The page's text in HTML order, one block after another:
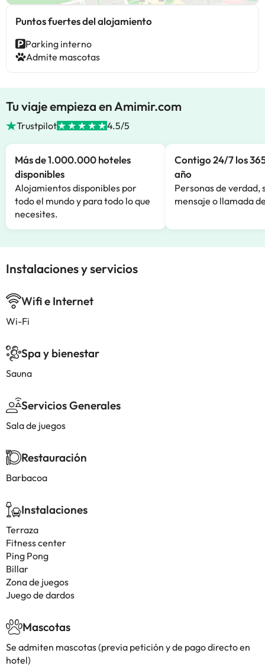
Puntos fuertes del alojamiento
Parking interno
Admite mascotas
Tu viaje empieza en Amimir.com
Trustpilot 4.5/5
Más de 1.000.000 hoteles
disponibles
Alojamientos disponibles por
todo el mundo y para todo lo que
necesites.
Contigo 24/7 los
año
Personas de verdad,
mensaje o llamada
Instalaciones y servicios
Wifi e Internet
Wi-Fi
Spa y bienestar
Sauna
Servicios Generales
Sala de juegos
Restauración
Barbacoa
Instalaciones
Terraza
Fitness center
Ping Pong
Billar
Zona de juegos
Juego de dardos
Mascotas
Se admiten mascotas (previa petición y de pago directo en
hotel)